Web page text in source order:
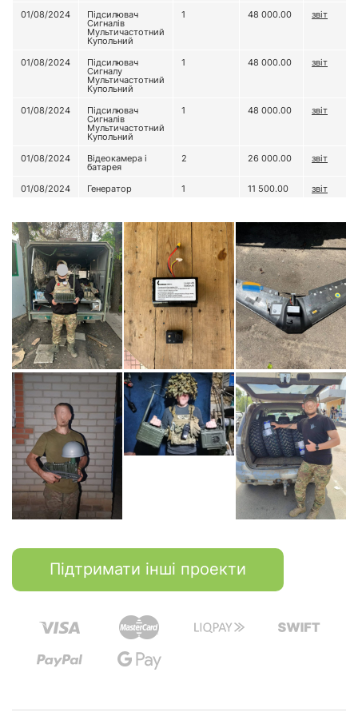
01/08/2024 Підсилювач
Сигналів
Мультичастотний
Купольний
1 48 000.00 звіт
01/08/2024 Підсилювач
Сигналу
Мультичастотний
Купольний
1 48 000.00 звіт
01/08/2024 Підсилювач
Сигналів
Мультичастотний
Купольний
1 48 000.00 звіт
01/08/2024 Відеокамера і
батарея
2 26 000.00 звіт
01/08/2024 Генератор 1 11 500.00 звіт
Підтримати інші проекти